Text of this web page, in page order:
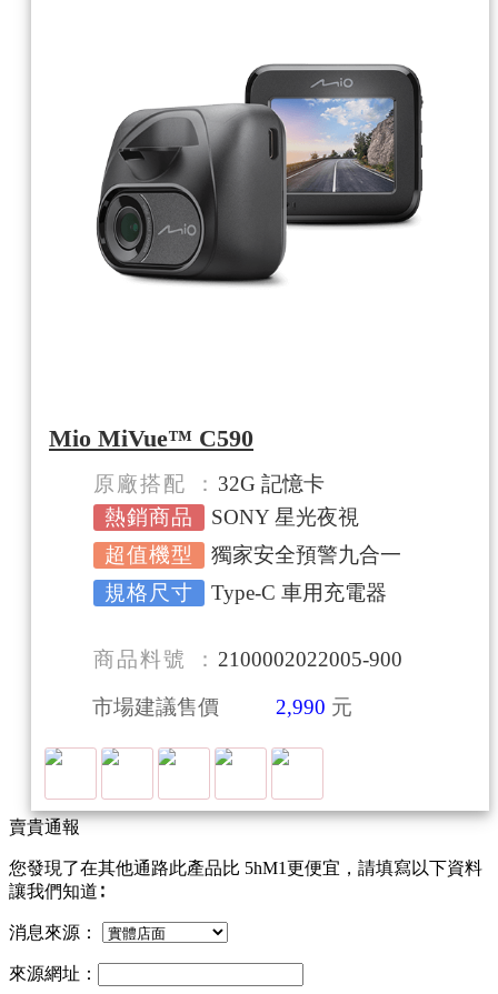
Mio MiVue™ C590
原廠搭配
32G 記憶卡
熱銷商品
SONY 星光夜視
超值機型
獨家安全預警九合一
規格尺寸
Type-C 車用充電器
商品料號 2100002022005-900
市場建議售價 2,990 元
賣貴通報
您發現了在其他通路此產品比 5hM1更便宜，請填寫以下資料
讓我們知道∶
消息來源：
來源網址：